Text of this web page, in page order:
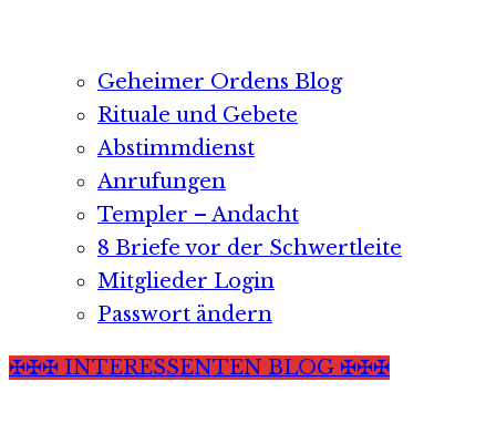
Geheimer Ordens Blog
Rituale und Gebete
Abstimmdienst
Anrufungen
Templer – Andacht
8 Briefe vor der Schwertleite
Mitglieder Login
Passwort ändern
✠✠✠ INTERESSENTEN BLOG ✠✠✠